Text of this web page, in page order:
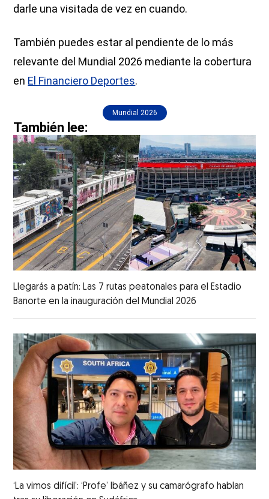
darle una visitada de vez en cuando.
También puedes estar al pendiente de lo más
relevante del Mundial 2026 mediante la cobertura
en El Financiero Deportes.
Mundial 2026
También lee:
Llegarás a patín: Las 7 rutas peatonales para el Estadio
Banorte en la inauguración del Mundial 2026
‘La vimos difícil’: ‘Profe’ Ibáñez y su camarógrafo hablan